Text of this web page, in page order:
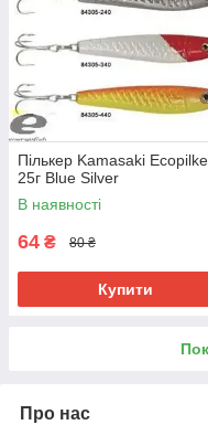
Пількер Kamasaki
25г Blue Silver
В наявності
64 ₴ 80 ₴
Купити
Про нас